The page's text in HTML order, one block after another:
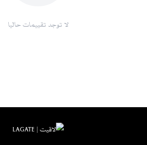
لا توجد تقييمات حاليا